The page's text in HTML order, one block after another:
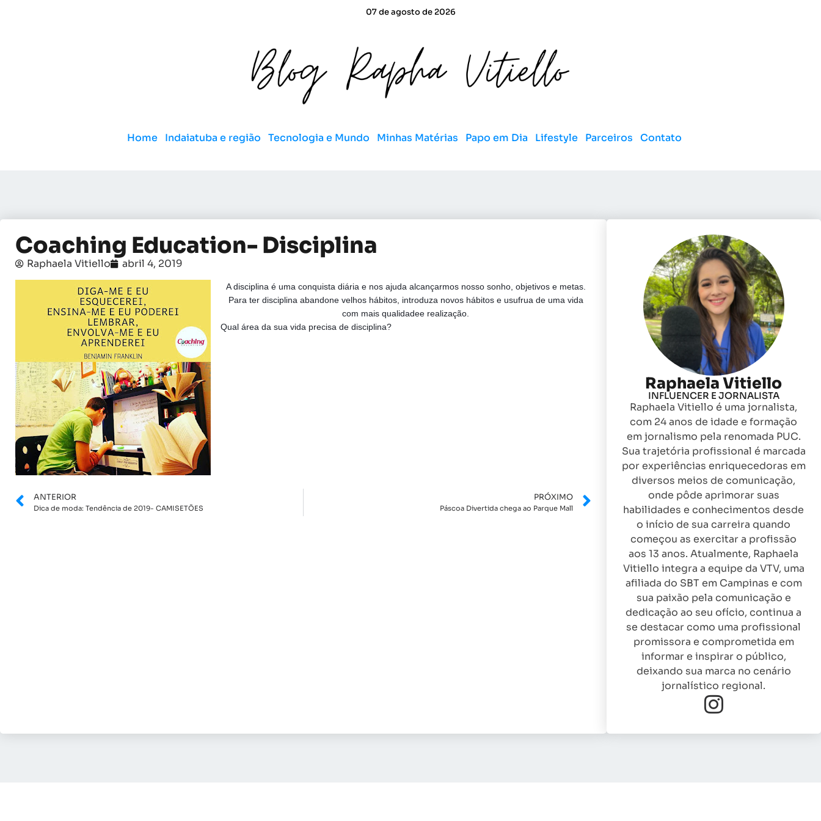
07 de agosto de 2026
Home Indaiatuba e região Tecnologia e Mundo Minhas Matérias Papo em Dia Lifestyle Parceiros Contato
Coaching Education- Disciplina
Raphaela Vitiello abril 4, 2019
A disciplina é uma conquista diária e nos ajuda alcançarmos nosso sonho, objetivos e metas.
Para ter disciplina abandone velhos hábitos, introduza novos hábitos e usufrua de uma vida
com mais qualidadee realização.
Qual área da sua vida precisa de disciplina?
ANTERIOR
Dica de moda: Tendência de 2019- CAMISETÕES
PRÓXIMO
Páscoa Divertida chega ao Parque Mall
Raphaela Vitiello
INFLUENCER E JORNALISTA
Raphaela Vitiello é uma jornalista,
com 24 anos de idade e formação
em jornalismo pela renomada PUC.
Sua trajetória profissional é marcada
por experiências enriquecedoras em
diversos meios de comunicação,
onde pôde aprimorar suas
habilidades e conhecimentos desde
o início de sua carreira quando
começou as exercitar a profissão
aos 13 anos. Atualmente, Raphaela
Vitiello integra a equipe da VTV, uma
afiliada do SBT em Campinas e com
sua paixão pela comunicação e
dedicação ao seu ofício, continua a
se destacar como uma profissional
promissora e comprometida em
informar e inspirar o público,
deixando sua marca no cenário
jornalístico regional.